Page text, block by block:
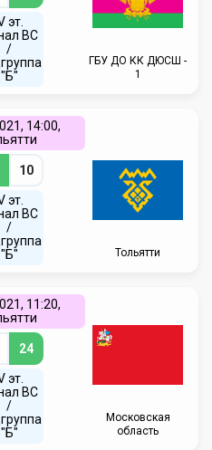
эт.
ВC
/
"Б"
ГБУ ДО КК ДЮСШ -
1
14:00,
10
эт.
ВC
/
"Б"
Тольятти
11:20,
24
эт.
ВC
/
"Б"
Московская
область